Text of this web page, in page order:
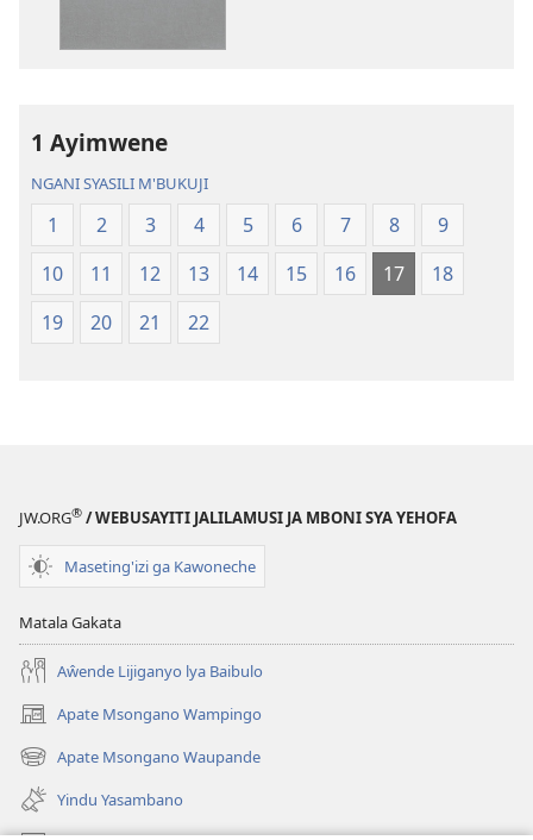
(Jelinganyesoni
mu
2013)
mu
2013)
1 Ayimwene
NGANI SYASILI M'BUKUJI
1 2 3 4 5 6 7 8
9
10
11 12 13 14 15 16 17
18
19
20 21 22
JW.ORG® / WEBUSAYITI JALILAMUSI JA MBONI SYA YEHOFA
Maseting'izi ga Kawoneche
Matala Gakata
Aŵende Lijiganyo lya Baibulo
Apate Msongano Wampingo
(awugule
liwindo
line)
Apate Msongano Waupande
(awugule
liwindo
line)
Yindu Yasambano